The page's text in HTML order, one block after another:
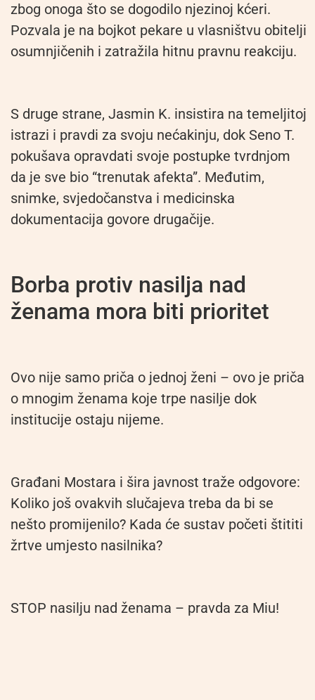
zbog onoga što se dogodilo njezinoj kćeri.
Pozvala je na bojkot pekare u vlasništvu obitelji
osumnjičenih i zatražila hitnu pravnu reakciju.
S druge strane, Jasmin K. insistira na temeljitoj
istrazi i pravdi za svoju nećakinju, dok Seno T.
pokušava opravdati svoje postupke tvrdnjom
da je sve bio “trenutak afekta”. Međutim,
snimke, svjedočanstva i medicinska
dokumentacija govore drugačije.
Borba protiv nasilja nad
ženama mora biti prioritet
Ovo nije samo priča o jednoj ženi – ovo je priča
o mnogim ženama koje trpe nasilje dok
institucije ostaju nijeme.
Građani Mostara i šira javnost traže odgovore:
Koliko još ovakvih slučajeva treba da bi se
nešto promijenilo? Kada će sustav početi štititi
žrtve umjesto nasilnika?
STOP nasilju nad ženama – pravda za Miu!